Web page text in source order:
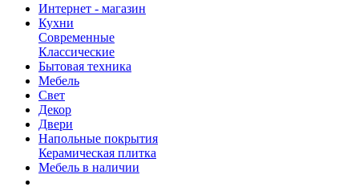
Интернет - магазин
Кухни
Современные
Классические
Бытовая техника
Мебель
Свет
Декор
Двери
Напольные покрытия
Керамическая плитка
Мебель в наличии